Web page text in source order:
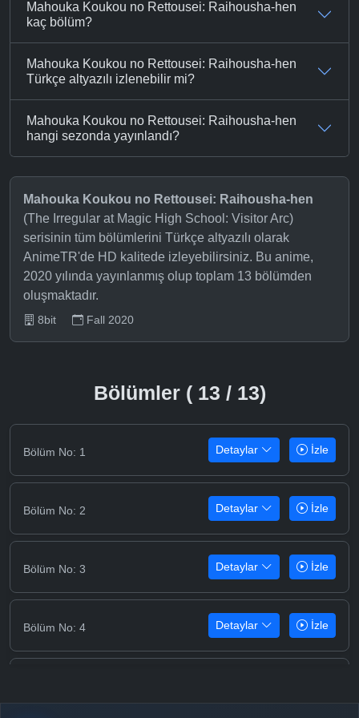
Mahouka Koukou no Rettousei: Raihousha-hen
kaç bölüm?
Mahouka Koukou no Rettousei: Raihousha-hen
Türkçe altyazılı izlenebilir mi?
Mahouka Koukou no Rettousei: Raihousha-hen
hangi sezonda yayınlandı?
Mahouka Koukou no Rettousei: Raihousha-hen
(The Irregular at Magic High School: Visitor Arc)
serisinin tüm bölümlerini Türkçe altyazılı olarak
AnimeTR'de HD kalitede izleyebilirsiniz. Bu anime,
2020 yılında yayınlanmış olup toplam 13 bölümden
oluşmaktadır.
8bit Fall 2020
Bölümler ( 13 / 13)
Bölüm No: 1 Detaylar İzle
Bölüm No: 2 Detaylar İzle
Bölüm No: 3 Detaylar İzle
Bölüm No: 4 Detaylar İzle